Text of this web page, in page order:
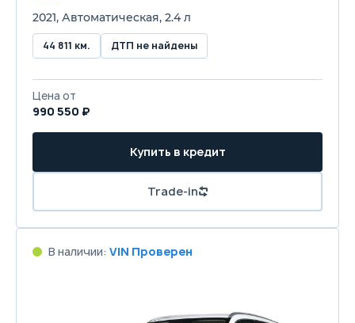
2021, Автоматическая, 2.4 л
44 811 км. ДТП не найдены
Цена от
990 550 ₽
Купить в кредит
Trade-in
В наличии: VIN Проверен